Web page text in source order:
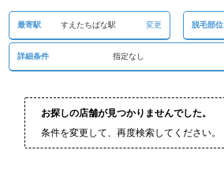
最寄駅 すえたちばな駅 変更 脱毛部位
詳細条件 指定なし
お探しの店舗が見つかりませんでした。
条件を変更して、再度検索してください。